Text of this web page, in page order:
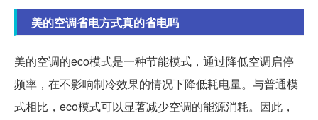
美的空调省电方式真的省电吗
美的空调的eco模式是一种节能模式，通过降低空调启停
频率，在不影响制冷效果的情况下降低耗电量。与普通模
式相比，eco模式可以显著减少空调的能源消耗。因此，